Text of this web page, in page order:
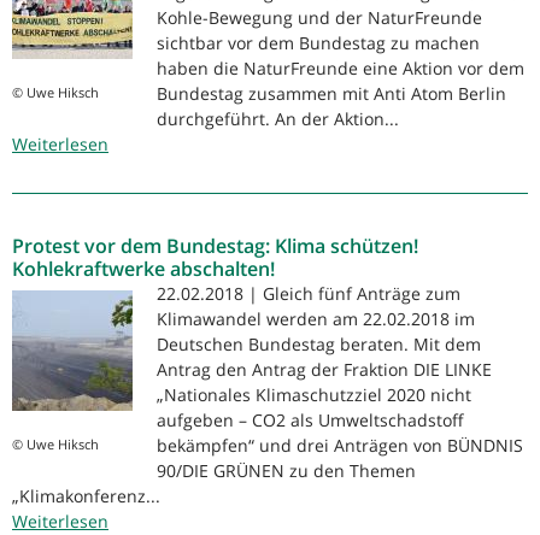
© Uwe Hiksch
Kohle-Bewegung und der NaturFreunde
sichtbar vor dem Bundestag zu machen
haben die NaturFreunde eine Aktion vor dem
Bundestag zusammen mit Anti Atom Berlin
durchgeführt. An der Aktion...
Weiterlesen
vor
Bundestag:
Klima
schützen!
Kohlekraftwerke
abschalten!
Protest vor dem Bundestag: Klima schützen!
Kohlekraftwerke abschalten!
© Uwe Hiksch
22.02.2018 | Gleich fünf Anträge zum
Klimawandel werden am 22.02.2018 im
Deutschen Bundestag beraten. Mit dem
Antrag den Antrag der Fraktion DIE LINKE
„Nationales Klimaschutzziel 2020 nicht
aufgeben – CO2 als Umweltschadstoff
bekämpfen“ und drei Anträgen von BÜNDNIS
90/DIE GRÜNEN zu den Themen
„Klimakonferenz...
Weiterlesen